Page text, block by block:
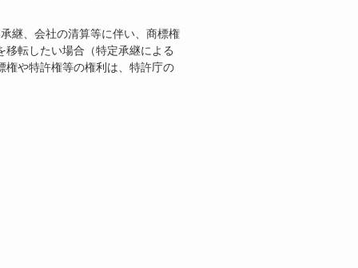
継、会社の清算等に伴い、商標権
転したい場合（特定承継による
や特許権等の権利は、特許庁の